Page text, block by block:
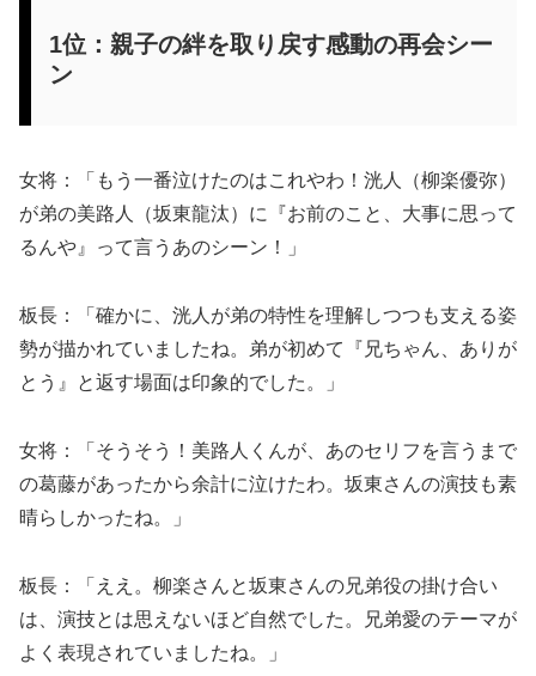
1位：親子の絆を取り戻す感動の再会シー
ン
女将：「もう一番泣けたのはこれやわ！洸人（柳楽優弥）
が弟の美路人（坂東龍汰）に『お前のこと、大事に思って
るんや』って言うあのシーン！」
板長：「確かに、洸人が弟の特性を理解しつつも支える姿
勢が描かれていましたね。弟が初めて『兄ちゃん、ありが
とう』と返す場面は印象的でした。」
女将：「そうそう！美路人くんが、あのセリフを言うまで
の葛藤があったから余計に泣けたわ。坂東さんの演技も素
晴らしかったね。」
板長：「ええ。柳楽さんと坂東さんの兄弟役の掛け合い
は、演技とは思えないほど自然でした。兄弟愛のテーマが
よく表現されていましたね。」